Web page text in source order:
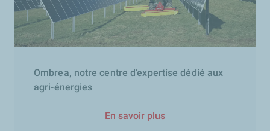
Ombrea, notre centre d’expertise dédié aux
agri-énergies
En savoir plus